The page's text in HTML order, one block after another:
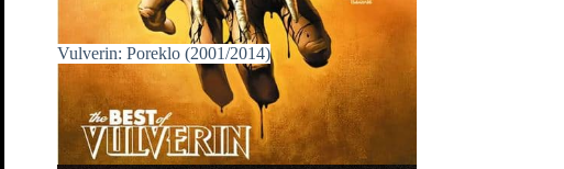
Vulverin: Poreklo (2001/2014)